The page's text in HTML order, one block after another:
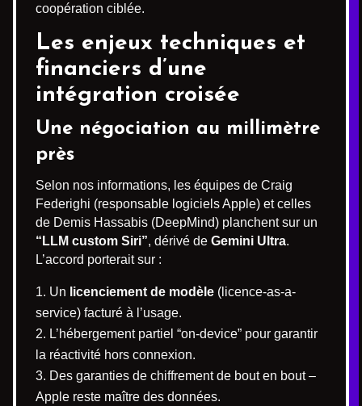
coopération ciblée.
Les enjeux techniques et
financiers d’une
intégration croisée
Une négociation au millimètre
près
Selon nos informations, les équipes de Craig
Federighi (responsable logiciels Apple) et celles
de Demis Hassabis (DeepMind) planchent sur un
“LLM custom Siri”, dérivé de Gemini Ultra.
L’accord porterait sur :
Un licenciement de modèle (licence-as-a-
service) facturé à l’usage.
L’hébergement partiel “on-device” pour garantir
la réactivité hors connexion.
Des garanties de chiffrement de bout en bout –
Apple reste maître des données.